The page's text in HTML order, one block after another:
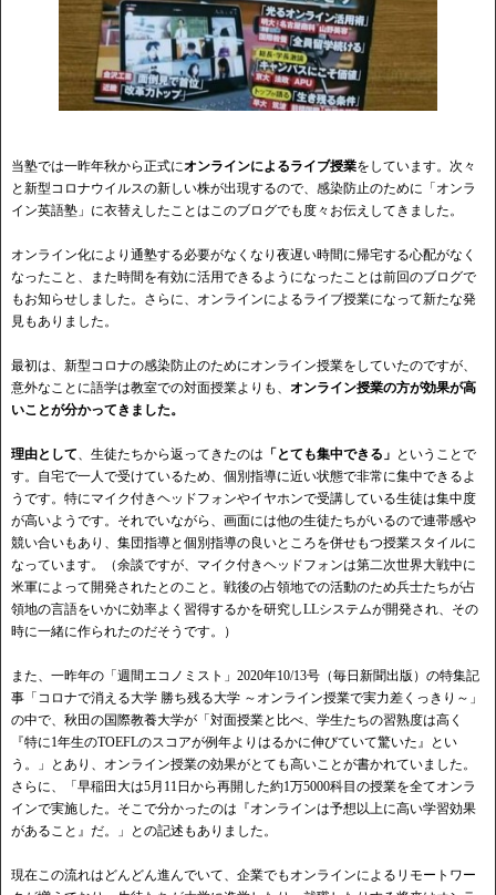
当塾では一昨年秋から正式にオンラインによるライブ授業をしています。次々
と新型コロナウイルスの新しい株が出現するので、感染防止のために「オンラ
イン英語塾」に衣替えしたことはこのブログでも度々お伝えしてきました。
オンライン化により通塾する必要がなくなり夜遅い時間に帰宅する心配がなく
なったこと、また時間を有効に活用できるようになったことは前回のブログで
もお知らせしました。さらに、オンラインによるライブ授業になって新たな発
見もありました。
最初は、新型コロナの感染防止のためにオンライン授業をしていたのですが、
意外なことに語学は教室での対面授業よりも、 オンライン授業の方が効果が高
いことが分かってきました。
理由として 、生徒たちから返ってきたのは 「とても集中できる」 ということで
す。自宅で一人で受けているため、個別指導に近い状態で非常に集中できるよ
うです。特にマイク付きヘッドフォンやイヤホンで受講している生徒は集中度
が高いようです。それでいながら、画面には他の生徒たちがいるので連帯感や
競い合いもあり、集団指導と個別指導の良いところを併せもつ授業スタイルに
なっています。（余談ですが、マイク付きヘッドフォンは第二次世界大戦中に
米軍によって開発されたとのこと。戦後の占領地での活動のため兵士たちが占
領地の言語をいかに効率よく習得するかを研究しLLシステムが開発され、その
時に一緒に作られたのだそうです。）
また、一昨年の「週間エコノミスト」2020年10/13号（毎日新聞出版）の特集記
事「コロナで消える大学 勝ち残る大学 ～オンライン授業で実力差くっきり～」
の中で、秋田の国際教養大学が「対面授業と比べ、学生たちの習熟度は高く
『特に1年生のTOEFLのスコアが例年よりはるかに伸びていて驚いた』とい
う。」とあり、オンライン授業の効果がとても高いことが書かれていました。
さらに、「早稲田大は5月11日から再開した約1万5000科目の授業を全てオンラ
インで実施した。そこで分かったのは『オンラインは予想以上に高い学習効果
があること』だ。」との記述もありました。
現在この流れはどんどん進んでいて、企業でもオンラインによるリモートワー